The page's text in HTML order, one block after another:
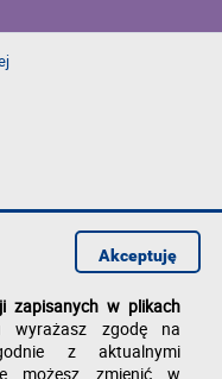
zapisanych w plikach
wyrażasz zgodę na
z aktualnymi
możesz zmienić w
Akceptuję